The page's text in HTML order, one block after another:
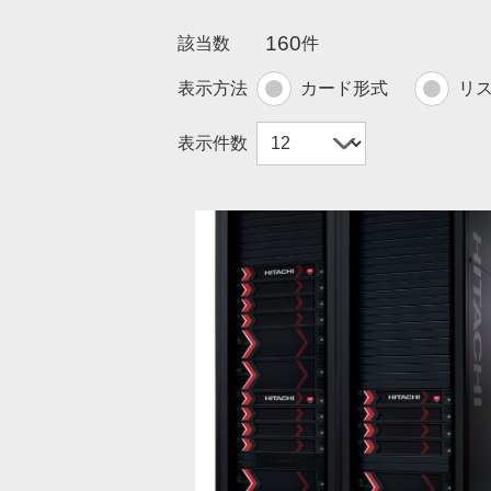
該当数 160件
表示方法 カード形式 リ
表示件数